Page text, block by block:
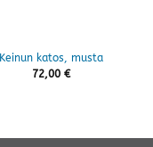
Keinun katos, musta
72,00 €